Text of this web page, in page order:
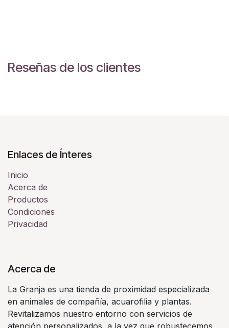
Reseñas de los clientes
Enlaces de Ínteres
Inicio
Acerca de
Productos
Condiciones
Privacidad
Acerca de
La Granja es una tienda de proximidad especializada
en animales de compañía, acuarofilia y plantas.
Revitalizamos nuestro entorno con servicios de
atención personalizados, a la vez que robustecemos